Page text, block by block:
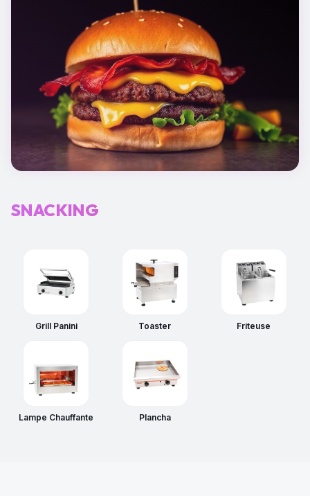
SNACKING
Grill Panini Toaster Friteuse
Lampe Chauffante Plancha